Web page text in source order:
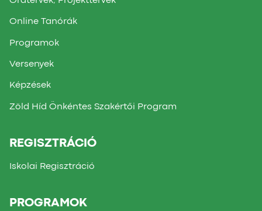
Online Tanórák
Programok
Versenyek
Képzések
Zöld Híd Önkéntes Szakértői Program
REGISZTRÁCIÓ
Iskolai Regisztráció
PROGRAMOK